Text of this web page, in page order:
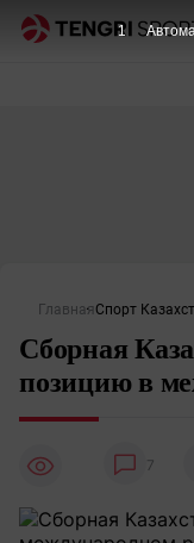
Главная Спорт
Сборная
позицию в
7
1